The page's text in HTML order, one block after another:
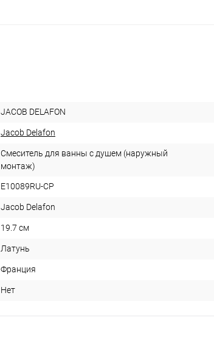
JACOB DELAFON
Jacob Delafon
Смеситель для ванны с душем (наружный
монтаж)
E10089RU-CP
Jacob Delafon
19.7 см
Латунь
Франция
Нет